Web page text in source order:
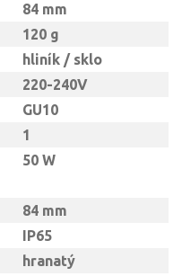
84 mm
120 g
hliník / sklo
220-240V
GU10
1
50 W
84 mm
IP65
hranatý